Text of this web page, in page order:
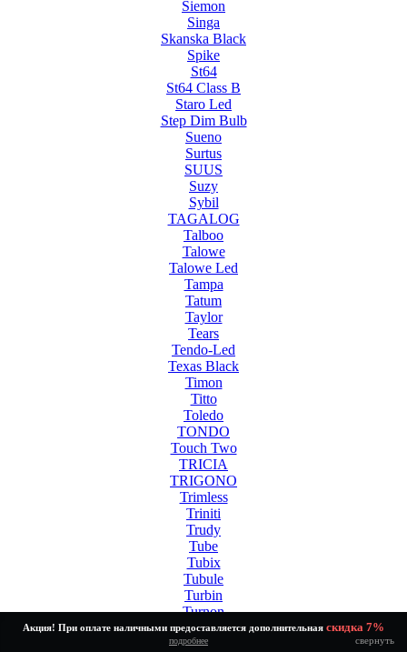
Акция! При оплате наличными предоставляется дополнительная скидка 7%
подробнее свернуть
Siemon
Singa
Skanska Black
Spike
St64
St64 Class B
Staro Led
Step Dim Bulb
Sueno
Surtus
SUUS
Suzy
Sybil
TAGALOG
Talboo
Talowe
Talowe Led
Tampa
Tatum
Taylor
Tears
Tendo-Led
Texas Black
Timon
Titto
Toledo
TONDO
Touch Two
TRICIA
TRIGONO
Trimless
Triniti
Trudy
Tube
Tubix
Tubule
Turbin
Turnon
Twinny Led White
Tycho